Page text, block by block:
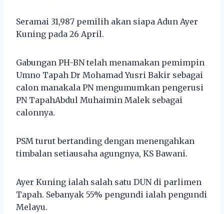
Seramai 31,987 pemilih akan siapa Adun Ayer
Kuning pada 26 April.
Gabungan PH-BN telah menamakan pemimpin
Umno Tapah Dr Mohamad Yusri Bakir sebagai
calon manakala PN mengumumkan pengerusi
PN TapahAbdul Muhaimin Malek sebagai
calonnya.
PSM turut bertanding dengan menengahkan
timbalan setiausaha agungnya, KS Bawani.
Ayer Kuning ialah salah satu DUN di parlimen
Tapah. Sebanyak 55% pengundi ialah pengundi
Melayu.